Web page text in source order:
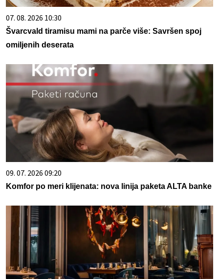
07. 08. 2026 10:30
Švarcvald tiramisu mami na parče više: Savršen spoj
omiljenih deserata
09. 07. 2026 09:20
Komfor po meri klijenata: nova linija paketa ALTA banke